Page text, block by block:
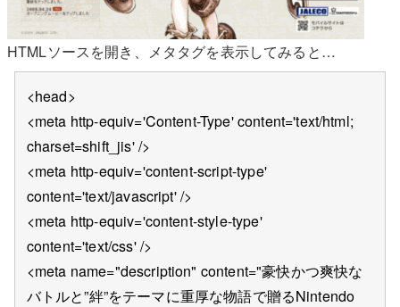
HTMLソースを開き、メタタグを表示してみると…
<head>
<meta http-equiv='Content-Type' content='text/html;
charset=shift_jis' />
<meta http-equiv='content-script-type'
content='text/javascript' />
<meta http-equiv='content-style-type'
content='text/css' />
<meta name="description" content="豪快かつ爽快な
バトルと”絆”をテーマに重厚な物語で贈るNintendo